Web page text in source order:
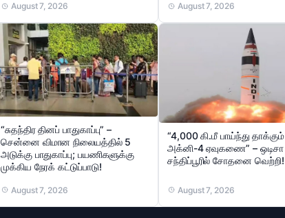
August 7, 2026 August 7, 2026
“சுதந்திர தினப் பாதுகாப்பு” –
சென்னை விமான நிலையத்தில் 5
அடுக்கு பாதுகாப்பு; பயணிகளுக்கு
முக்கிய நேரக் கட்டுப்பாடு!
August 7, 2026
“4,000 கி.மீ பாய்ந்து தாக்கும்
அக்னி-4 ஏவுகணை” – ஒடிசா
சந்திப்பூரில் சோதனை வெற்றி!
August 7, 2026